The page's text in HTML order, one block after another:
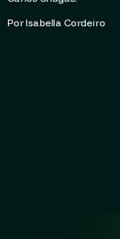
Por Isabella Cordeiro